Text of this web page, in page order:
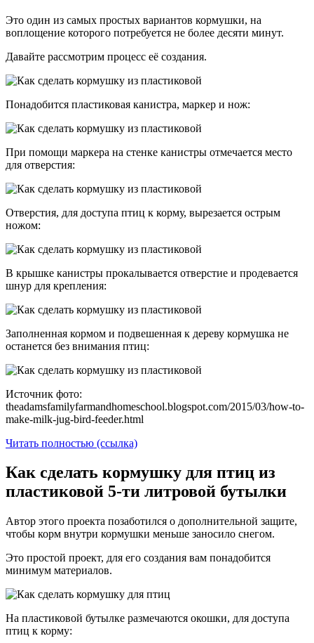
Это один из самых простых вариантов кормушки, на
воплощение которого потребуется не более десяти минут.
Давайте рассмотрим процесс её создания.
Понадобится пластиковая канистра, маркер и нож:
При помощи маркера на стенке канистры отмечается место
для отверстия:
Отверстия, для доступа птиц к корму, вырезается острым
ножом:
В крышке канистры прокалывается отверстие и продевается
шнур для крепления:
Заполненная кормом и подвешенная к дереву кормушка не
останется без внимания птиц:
Источник фото:
theadamsfamilyfarmandhomeschool.blogspot.com/2015/03/how-to-
make-milk-jug-bird-feeder.html
Читать полностью (ссылка)
Как сделать кормушку для птиц из
пластиковой 5-ти литровой бутылки
Автор этого проекта позаботился о дополнительной защите,
чтобы корм внутри кормушки меньше заносило снегом.
Это простой проект, для его создания вам понадобится
минимум материалов.
На пластиковой бутылке размечаются окошки, для доступа
птиц к корму: